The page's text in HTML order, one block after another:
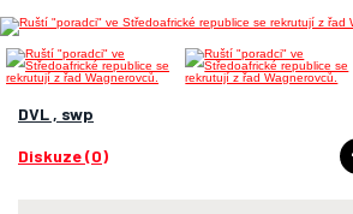
DVL , swp
Diskuze (0)